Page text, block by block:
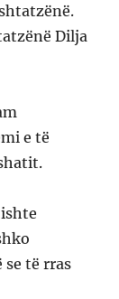
Dilja
e të
se të rras